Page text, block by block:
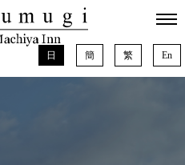
日 簡 繁 En